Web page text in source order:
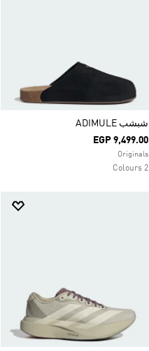
شبشب ADIMULE
EGP 9,499.00
Originals
2 Colours